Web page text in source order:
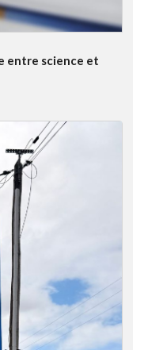
entre science et